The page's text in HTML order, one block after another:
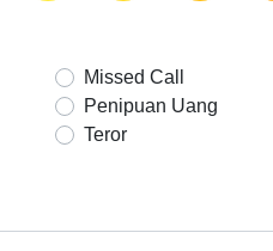
Missed Call
Penipuan Uang
Teror